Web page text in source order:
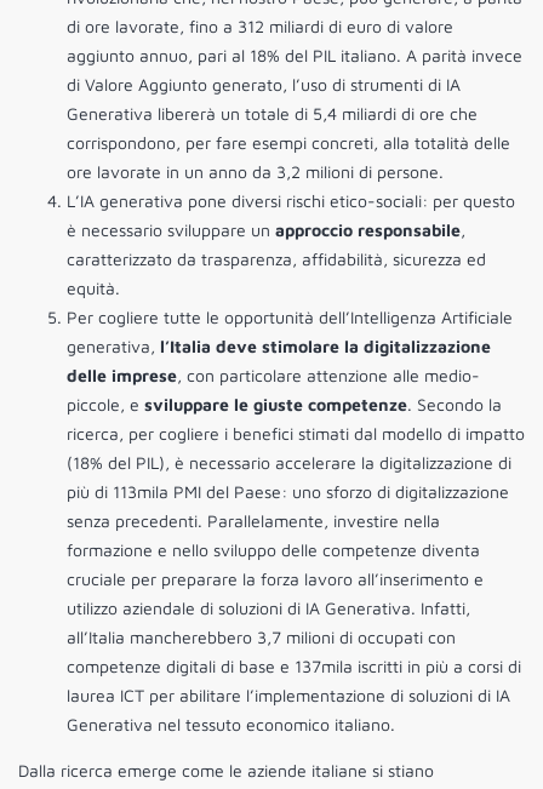
di ore lavorate, fino a 312 miliardi di euro di valore
aggiunto annuo, pari al 18% del PIL italiano. A parità invece
di Valore Aggiunto generato, l’uso di strumenti di IA
Generativa libererà un totale di 5,4 miliardi di ore che
corrispondono, per fare esempi concreti, alla totalità delle
ore lavorate in un anno da 3,2 milioni di persone.
L’IA generativa pone diversi rischi etico-sociali: per questo
è necessario sviluppare un approccio responsabile,
caratterizzato da trasparenza, affidabilità, sicurezza ed
equità.
Per cogliere tutte le opportunità dell’Intelligenza Artificiale
generativa, l’Italia deve stimolare la digitalizzazione
delle imprese, con particolare attenzione alle medio-
piccole, e sviluppare le giuste competenze. Secondo la
ricerca, per cogliere i benefici stimati dal modello di impatto
(18% del PIL), è necessario accelerare la digitalizzazione di
più di 113mila PMI del Paese: uno sforzo di digitalizzazione
senza precedenti. Parallelamente, investire nella
formazione e nello sviluppo delle competenze diventa
cruciale per preparare la forza lavoro all’inserimento e
utilizzo aziendale di soluzioni di IA Generativa. Infatti,
all’Italia mancherebbero 3,7 milioni di occupati con
competenze digitali di base e 137mila iscritti in più a corsi di
laurea ICT per abilitare l’implementazione di soluzioni di IA
Generativa nel tessuto economico italiano.
Dalla ricerca emerge come le aziende italiane si stiano